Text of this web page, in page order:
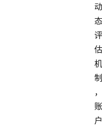
动
态
评
估
机
制
，
账
户